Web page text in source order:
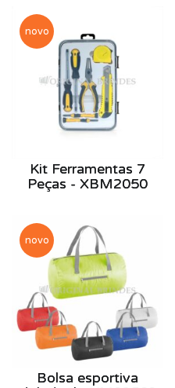
novo
Kit Ferramentas 7
Peças - XBM2050
novo
Bolsa esportiva